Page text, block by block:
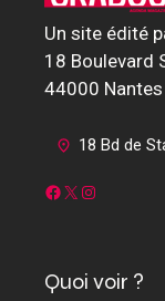
Un site édité
18 Boulevard
44000 Nantes
18 Bd de
Facebook
X Instagram
Quoi voir ?